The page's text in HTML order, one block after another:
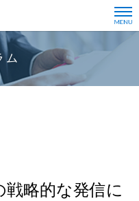
ム
戦略的な発信に